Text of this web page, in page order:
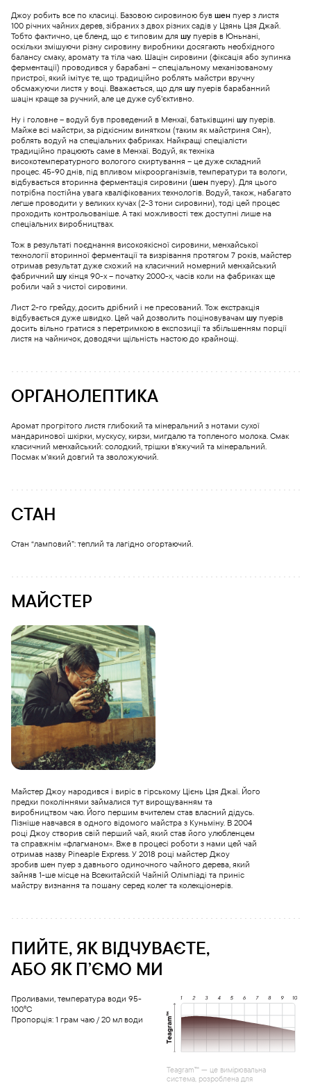
Джоу робить все по класиці. Базовою сировиною був шен пуер з листя
100 річних чайних дерев, зібраних з двох різних садів у Цзянь Цзя Джай.
Тобто фактично, це бленд, що є типовим для шу пуерів в Юньнані,
оскільки змішуючи різну сировину виробники досягають необхідного
балансу смаку, аромату та тіла чаю. Шацін сировини (фіксація або зупинка
ферментації) проводився у барабані – спеціальному механізованому
пристрої, який імітує те, що традиційно роблять майстри вручну
обсмажуючи листя у воці. Вважається, що для шу пуерів барабанний
шацін краще за ручний, але це дуже суб’єктивно.
Ну і головне – водуй був проведений в Менхаї, батьківщині шу пуерів.
Майже всі майстри, за рідкісним винятком (таким як майстриня Сян),
роблять водуй на спеціальних фабриках. Найкращі спеціалісти
традиційно працюють саме в Менхаї. Водуй, як техніка
високотемпературного вологого скиртування – це дуже складний
процес. 45-90 днів, під впливом мікроорганізмів, температури та вологи,
відбувається вторинна ферментація сировини (шен пуеру). Для цього
потрібна постійна увага кваліфікованих технологів. Водуй, також, набагато
легше проводити у великих кучах (2-3 тони сировини), тоді цей процес
проходить контрольованіше. А такі можливості теж доступні лише на
спеціальних виробництвах.
Тож в результаті поєднання високоякісної сировини, менхайської
технології вторинної ферментації та визрівання протягом 7 років, майстер
отримав результат дуже схожий на класичний номерний менхайський
фабричний шу кінця 90-х – початку 2000-х, часів коли на фабриках ще
робили чай з чистої сировини.
Лист 2-го грейду, досить дрібний і не пресований. Тож екстракція
відбувається дуже швидко. Цей чай дозволить поціновувачам шу пуерів
досить вільно гратися з перетримкою в експозиції та збільшенням порції
листя на чайничок, доводячи щільність настою до крайнощі.
ОРГАНОЛЕПТИКА
Аромат прогрітого листя глибокий та мінеральний з нотами сухої
мандаринової шкірки, мускусу, кирзи, мигдалю та топленого молока. Смак
класичний менхайський: солодкий, трішки в’яжучий та мінеральний.
Посмак м’який довгий та зволожуючий.
СТАН
Стан “ламповий”: теплий та лагідно огортаючий.
МАЙСТЕР
Майстер Джоу народився і виріс в гірському Цієнь Цзя Джаї. Його
предки поколіннями займалися тут вирощуванням та
виробництвом чаю. Його першим вчителем став власний дідусь.
Пізніше навчався в одного відомого майстра з Куньміну. В 2004
році Джоу створив свій перший чай, який став його улюбленцем
та справжнім «флагманом». Вже в процесі роботи з нами цей чай
отримав назву Pineaple Express. У 2018 році майстер Джоу
зробив шен пуер з давнього одиночного чайного дерева, який
зайняв 1-ше місце на Всекитайскій Чайній Олімпіаді та приніс
майстру визнання та пошану серед колег та колекціонерів.
ПИЙТЕ, ЯК ВІДЧУВАЄТЕ,
АБО ЯК ПʼЄМО МИ
Проливами, температура води 95-
100°С
Пропорція: 1 грам чаю / 20 мл води
Teagram™ — це вимірювальна
система, розроблена для